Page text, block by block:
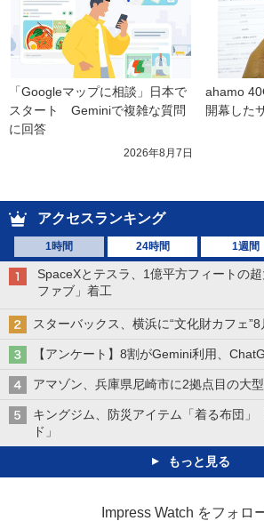
「Googleマップに相談」日本で
スタート　Geminiで複雑な質問
に回答
2026年8月7日
ahamo
開幕した
アクセスランキング
1時間 24時間 1週間
SpaceXとテスラ、1億平方フィートの
ファブ」着工
スターバックス、横浜に“文化財カフェ
【アンケート】8割がGemini利用、
アマゾン、兵庫県尼崎市に2拠点目の大
キングジム、防災アイテム「着る布団」
ド」
もっと見る
Impress Watch をフォロ